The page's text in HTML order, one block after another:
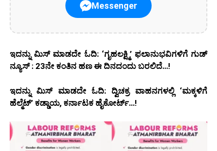
Messenger
ಇದನ್ನು ಮಿಸ್ ಮಾಡದೇ ಓದಿ: ‘ಗೃಹಲಕ್ಷ್ಮಿ’ ಫಲಾನುಭವಿಗಳಿಗೆ ಗುಡ್
ನ್ಯೂಸ್ : 23ನೇ ಕಂತಿನ ಹಣ ಈ ದಿನದಂದು ಬರಲಿದೆ…!
ಇದನ್ನು ಮಿಸ್ ಮಾಡದೇ ಓದಿ: ದ್ವಿಚಕ್ರ ವಾಹನಗಳಲ್ಲಿ ‘ಮಕ್ಕಳಿಗೆ
ಹೆಲ್ಮೆಟ್’ ಕಡ್ಡಾಯ, ಕರ್ನಾಟಕ ಹೈಕೋರ್ಟ್…!